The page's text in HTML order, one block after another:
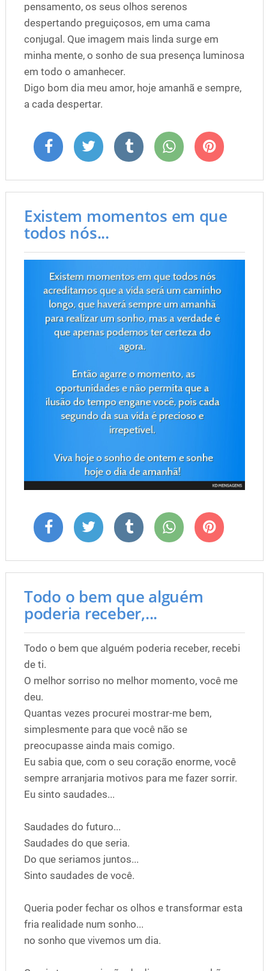
pensamento, os seus olhos serenos
despertando preguiçosos, em uma cama
conjugal. Que imagem mais linda surge em
minha mente, o sonho de sua presença luminosa
em todo o amanhecer.
Digo bom dia meu amor, hoje amanhã e sempre,
a cada despertar.
Existem momentos em que
todos nós...
Todo o bem que alguém
poderia receber,...
Todo o bem que alguém poderia receber, recebi
de ti.
O melhor sorriso no melhor momento, você me
deu.
Quantas vezes procurei mostrar-me bem,
simplesmente para que você não se
preocupasse ainda mais comigo.
Eu sabia que, com o seu coração enorme, você
sempre arranjaria motivos para me fazer sorrir.
Eu sinto saudades...
Saudades do futuro...
Saudades do que seria.
Do que seriamos juntos...
Sinto saudades de você.
Queria poder fechar os olhos e transformar esta
fria realidade num sonho...
no sonho que vivemos um dia.